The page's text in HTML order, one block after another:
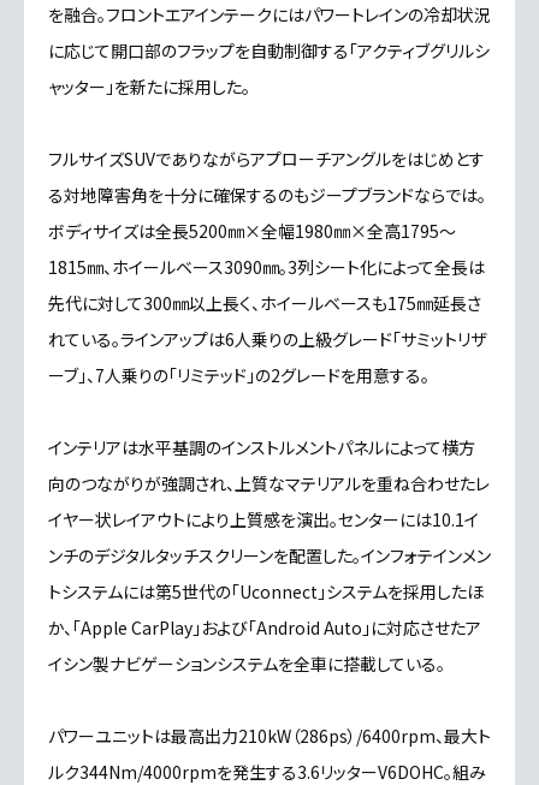
を融合。フロントエアインテークにはパワートレインの冷却状況
に応じて開口部のフラップを自動制御する「アクティブグリルシ
ャッター」を新たに採用した。
フルサイズSUVでありながらアプローチアングルをはじめとす
る対地障害角を十分に確保するのもジープブランドならでは。
ボディサイズは全長5200㎜×全幅1980㎜×全高1795～
1815㎜、ホイールベース3090㎜。3列シート化によって全長は
先代に対して300㎜以上長く、ホイールベースも175㎜延長さ
れている。ラインアップは6人乗りの上級グレード「サミットリザ
ーブ」、7人乗りの「リミテッド」の2グレードを用意する。
インテリアは水平基調のインストルメントパネルによって横方
向のつながりが強調され、上質なマテリアルを重ね合わせたレ
イヤー状レイアウトにより上質感を演出。センターには10.1イ
ンチのデジタルタッチスクリーンを配置した。インフォテインメン
トシステムには第5世代の「Uconnect」システムを採用したほ
か、「Apple CarPlay」および「Android Auto」に対応させたア
イシン製ナビゲーションシステムを全車に搭載している。
パワーユニットは最高出力210kW（286ps）/6400rpm、最大ト
ルク344Nm/4000rpmを発生する3.6リッターV6DOHC。組み